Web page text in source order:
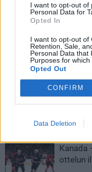
I want to opt-out of
Personal Data for
Opted In
I want to opt-out of
Retention, Sale,
Personal Data that
Purposes for which
Opted Out
CONFIRM
Data Deletion
LIITTYVÄT ARTIKKELIT
Leijonat
50
Kanada
ottelun